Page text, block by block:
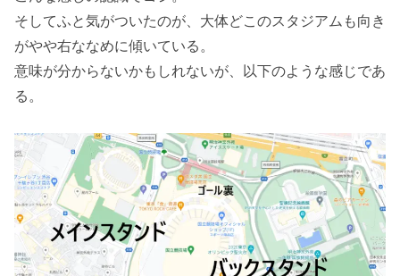
そしてふと気がついたのが、大体どこのスタジアムも向き
がやや右ななめに傾いている。
意味が分からないかもしれないが、以下のような感じであ
る。